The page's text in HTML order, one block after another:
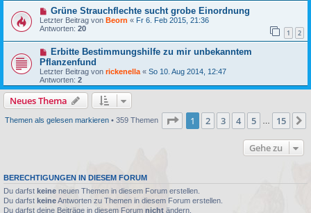
Grüne Strauchflechte sucht grobe Einordnung
Letzter Beitrag von Beorn « Fr 6. Feb 2015, 21:36
Antworten: 20 1 2
Erbitte Bestimmungshilfe zu mir unbekanntem
Pflanzenfund
Letzter Beitrag von rickenella « So 10. Aug 2014, 12:47
Antworten: 2
Neues Thema
Themen als gelesen markieren • 359 Themen Seite 1von 15
1 2 3 4 5 15
Gehe zu
BERECHTIGUNGEN IN DIESEM FORUM
Du darfst keine neuen Themen in diesem Forum erstellen.
Du darfst keineAntworten zu Themen in diesem Forum erstellen.
Du darfst deine Beiträge in diesem Forum nicht ändern.